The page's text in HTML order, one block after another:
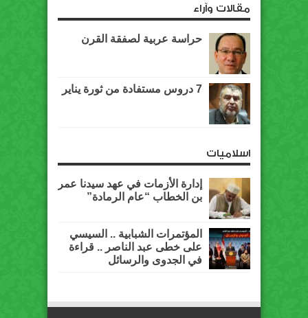
مقالات وآراء
حراسة عربية لصفقة القرن
7 دروس مستفادة من ثورة يناير
اسلاميات
إدارة الأزمات في عهد سيدنا عمر
بن الخطاب “عام الرمادة”
المؤتمرات الشبابية .. السيسي
على خطى عبد الناصر .. قراءة
في الجدوى والرسائل